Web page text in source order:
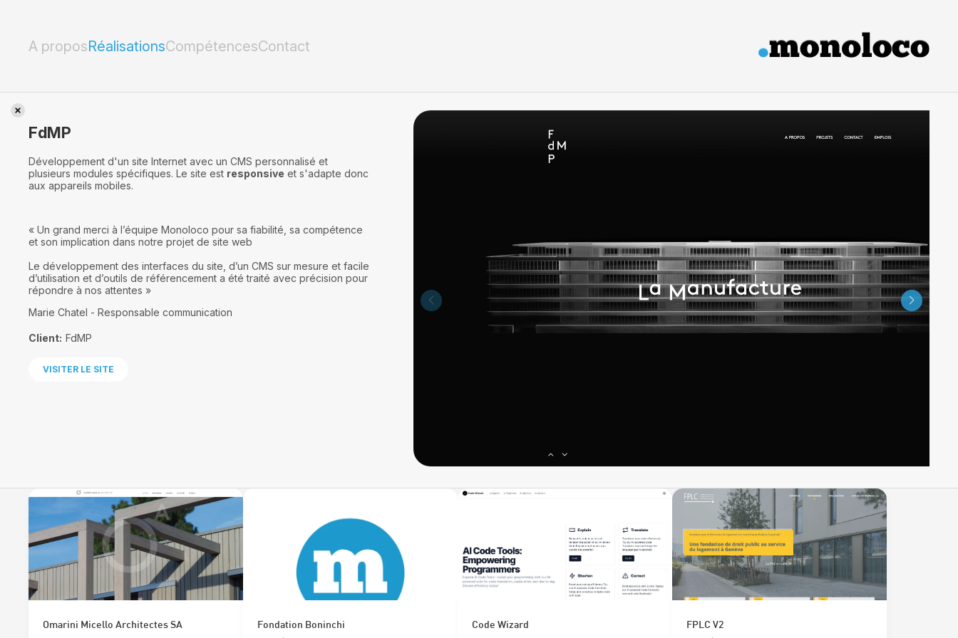
A proposRéalisationsCompétencesContact
FdMP
Développement d'un site Internet avec un CMS personnalisé et
plusieurs modules spécifiques. Le site est responsive et s'adapte donc
aux appareils mobiles.
« Un grand merci à l’équipe Monoloco pour sa fiabilité, sa compétence
et son implication dans notre projet de site web
Le développement des interfaces du site, d’un CMS sur mesure et facile
d’utilisation et d’outils de référencement a été traité avec précision pour
répondre à nos attentes »
Marie Chatel - Responsable communication
Client: FdMP
VISITER LE SITE
Omarini Micello Architectes SA Fondation Boninchi Code Wizard FPLC V2